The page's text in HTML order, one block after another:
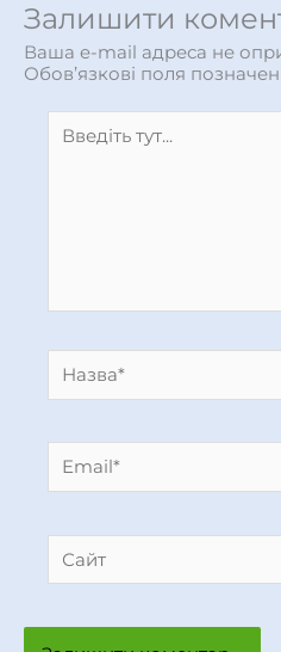
Залишити
Ваша e-mail адреса не
Обов’язкові поля
тут...